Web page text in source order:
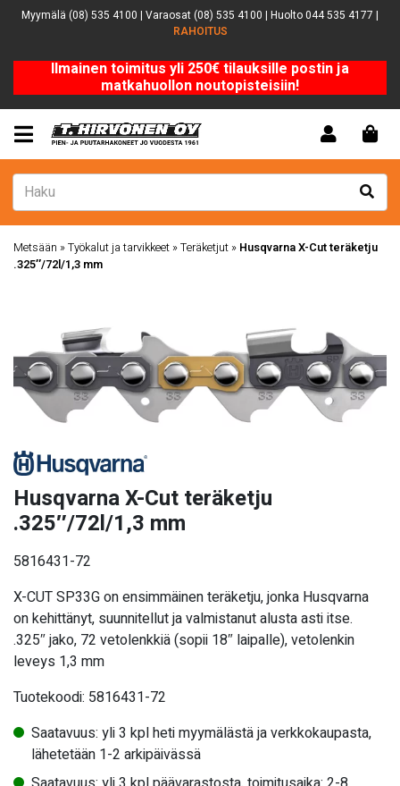
Myymälä (08) 535 4100 | Varaosat (08) 535 4100 | Huolto 044 535 4177 |
RAHOITUS
Ilmainen toimitus yli 250€ tilauksille postin ja
matkahuollon noutopisteisiin!
Metsään »Työkalut ja tarvikkeet »Teräketjut » Husqvarna X-Cut teräketju
.325″/72l/1,3 mm
Husqvarna X-Cut teräketju
.325″/72l/1,3 mm
5816431-72
X-CUT SP33G on ensimmäinen teräketju, jonka Husqvarna
on kehittänyt, suunnitellut ja valmistanut alusta asti itse.
.325″ jako, 72 vetolenkkiä (sopii 18″ laipalle), vetolenkin
leveys 1,3 mm
Tuotekoodi: 5816431-72
Saatavuus: yli 3 kpl heti myymälästä ja verkkokaupasta,
lähetetään 1-2 arkipäivässä